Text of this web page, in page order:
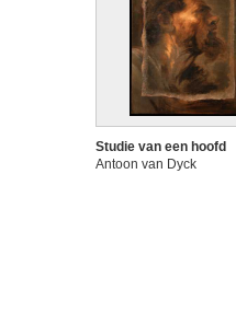
Studie van een hoofd
Antoon van Dyck